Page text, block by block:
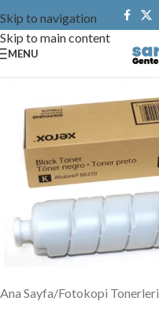
Skip to navigation
Skip to main content
MENU
Ana Sayfa/Fotokopi Tonerleri